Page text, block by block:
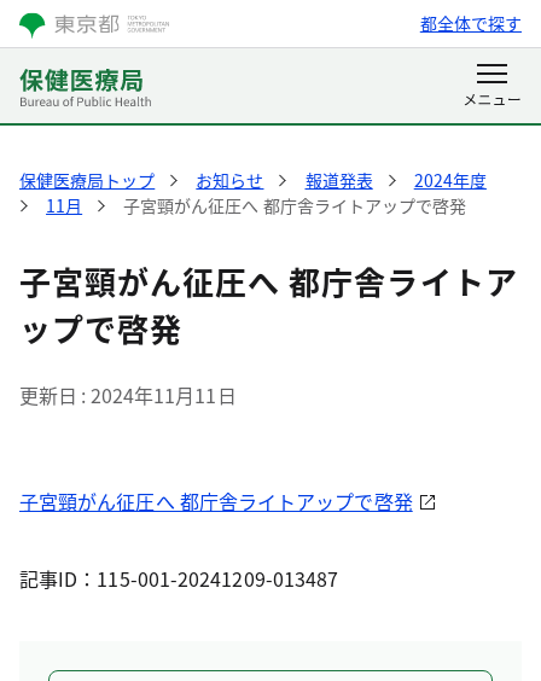
都全体で探す
保健医療局トップ お知らせ 報道発表
2024年度
11月
子宮頸がん征圧へ 都庁舎ライトアップで啓発
子宮頸がん征圧へ 都庁舎ライトア
ップで啓発
更新日 2024年11月11日
子宮頸がん征圧へ 都庁舎ライトアップで啓発
記事ID：115-001-20241209-013487